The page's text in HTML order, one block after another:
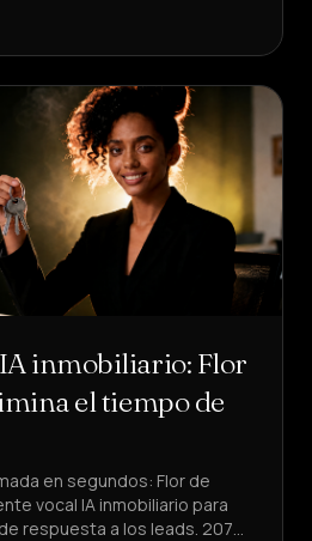
inmobiliario: Flor
el tiempo de
en segundos: Flor de
vocal IA inmobiliario para
respuesta a los leads. 207